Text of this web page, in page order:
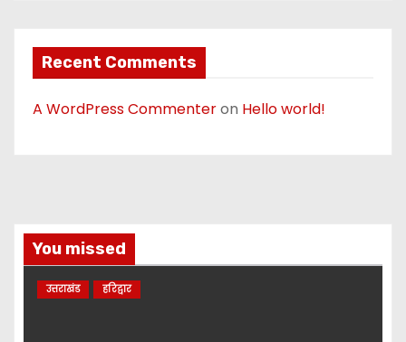
Recent Comments
A WordPress Commenteron Hello world!
You missed
उत्तराखंड हरिद्वार